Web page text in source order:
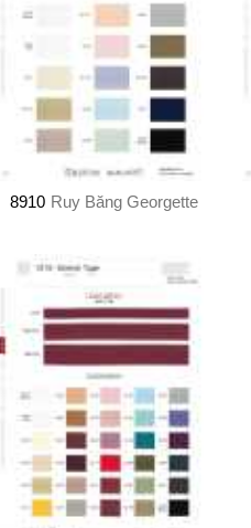
8910 Ruy Băng Georgette